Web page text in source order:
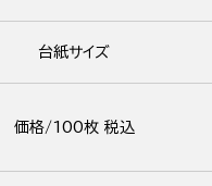
台紙サイズ
価格/100枚 税込